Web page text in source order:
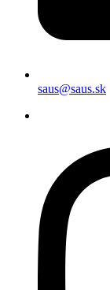
saus@saus.sk